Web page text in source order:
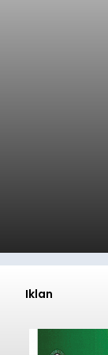
Iklan